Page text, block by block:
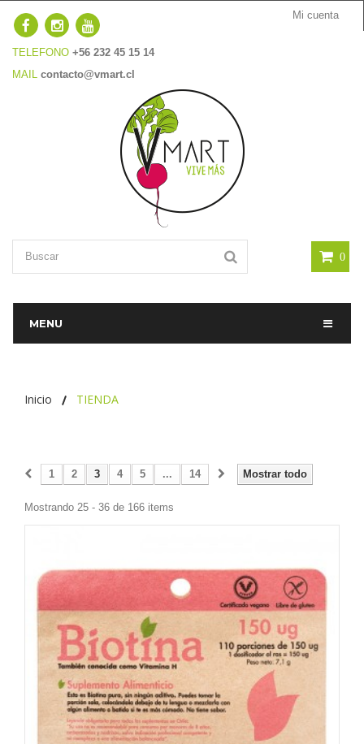
Mi cuenta
TELEFONO +56 232 45 15 14
MAIL contacto@vmart.cl
0
MENU
Inicio TIENDA
Mostrar todo
1 2 3 4 5 ... 14
Mostrando 25 - 36 de 166 items